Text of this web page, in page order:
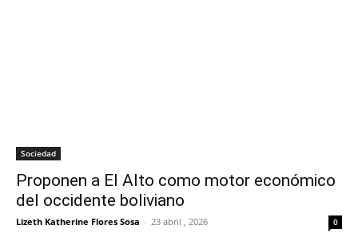
Sociedad
Proponen a El Alto como motor económico
del occidente boliviano
Lizeth Katherine Flores Sosa - 23 abril , 2026 0